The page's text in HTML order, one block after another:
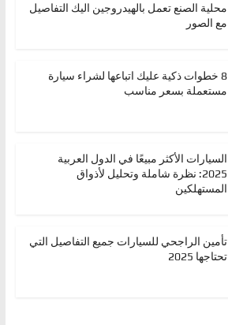
محلية الصنع تعمل بالهيدروجين اليك التفاصيل
مع الصور
8 خطوات ذكية عليك اتباعها لشراء سيارة
مستعملة بسعر مناسب
السيارات الأكثر مبيعًا في الدول العربية
2025: نظرة شاملة وتحليل لأذواق
المستهلكين
تأمين الراجحي للسيارات جميع التفاصيل التي
تحتاجها 2025